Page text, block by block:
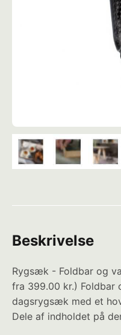
Beskrivelse
Rygsæk - Foldbar og
fra 399.00 kr.)
dagsrygsæk med et
Dele af indholdet på